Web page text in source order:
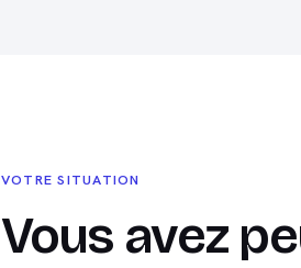
VOTRE SITUATION
Vous avez